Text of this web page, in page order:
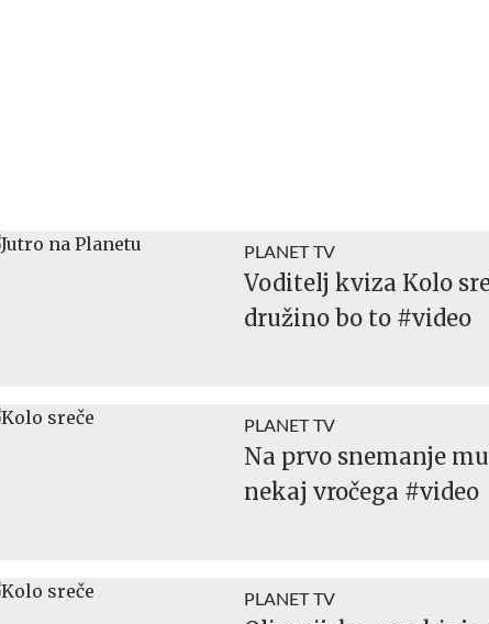
PLANET TV
Voditelj kviza Kolo
družino bo to #video
PLANET TV
Na prvo snemanje
nekaj vročega #video
PLANET TV